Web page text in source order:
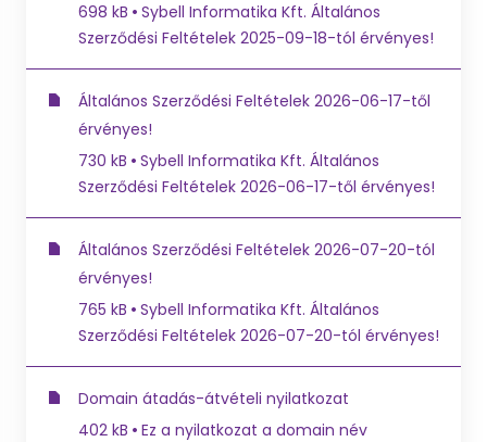
698 kB
Sybell Informatika Kft. Általános
Szerződési Feltételek 2025-09-18-tól érvényes!
Általános Szerződési Feltételek 2026-06-17-től
érvényes!
730 kB
Sybell Informatika Kft. Általános
Szerződési Feltételek 2026-06-17-től érvényes!
Általános Szerződési Feltételek 2026-07-20-tól
érvényes!
765 kB
Sybell Informatika Kft. Általános
Szerződési Feltételek 2026-07-20-tól érvényes!
Domain átadás-átvételi nyilatkozat
402 kB
Ez a nyilatkozat a domain név